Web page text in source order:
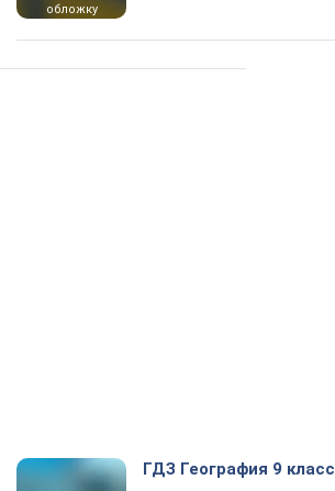
обложку
ГДЗ География 9 класс